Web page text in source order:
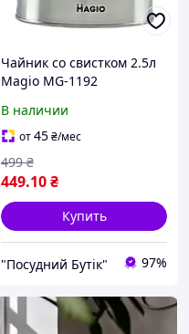
Чайник со свистком 2.5л
Magio MG-1192
В наличии
от45₴/мес
449.10₴
499 ₴
Купить
"Посудний Бутік" 97%